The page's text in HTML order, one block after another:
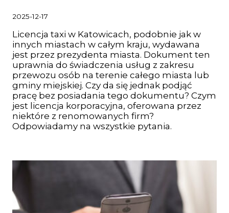
2025-12-17
Licencja taxi w Katowicach, podobnie jak w
innych miastach w całym kraju, wydawana
jest przez prezydenta miasta. Dokument ten
uprawnia do świadczenia usług z zakresu
przewozu osób na terenie całego miasta lub
gminy miejskiej. Czy da się jednak podjąć
pracę bez posiadania tego dokumentu? Czym
jest licencja korporacyjna, oferowana przez
niektóre z renomowanych firm?
Odpowiadamy na wszystkie pytania.